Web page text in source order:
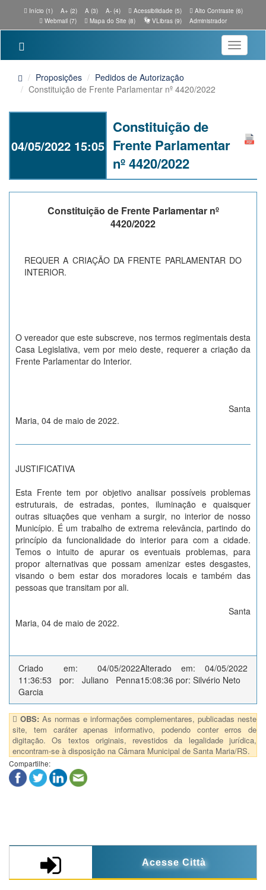
Início (1) A+ (2) A (3) A- (4) Acessibilidade (5)
Alto Contraste (6)
Webmail (7)
Mapa do Site (8) VLibras (9) Administrador
Toggle
Proposições
Pedidos de Autorização
Constituição de Frente Parlamentar nº 4420/2022
04/05/2022 15:05
Constituição de
Frente Parlamentar
nº 4420/2022
Constituição de Frente Parlamentar nº
4420/2022
REQUER A CRIAÇÃO DA FRENTE PARLAMENTAR DO
INTERIOR.
O vereador que este subscreve, nos termos regimentais desta
Casa Legislativa, vem por meio deste, requerer a criação da
Frente Parlamentar do Interior.
Santa
Maria, 04 de maio de 2022.
JUSTIFICATIVA
Esta Frente tem por objetivo analisar possíveis problemas
estruturais, de estradas, pontes, iluminação e quaisquer
outras situações que venham a surgir, no interior de nosso
Município. É um trabalho de extrema relevância, partindo do
princípio da funcionalidade do interior para com a cidade.
Temos o intuito de apurar os eventuais problemas, para
propor alternativas que possam amenizar estes desgastes,
visando o bem estar dos moradores locais e também das
pessoas que transitam por ali.
Santa
Maria, 04 de maio de 2022.
Criado em: 04/05/2022
11:36:53 por: Juliano Penna
Garcia
Alterado em: 04/05/2022
15:08:36 por: Silvério Neto
OBS: As normas e informações complementares, publicadas neste
site, tem caráter apenas informativo, podendo conter erros de
digitação. Os textos originais, revestidos da legalidade jurídica,
encontram-se à disposição na Câmara Municipal de Santa Maria/RS.
Compartilhe:
Acesse Città